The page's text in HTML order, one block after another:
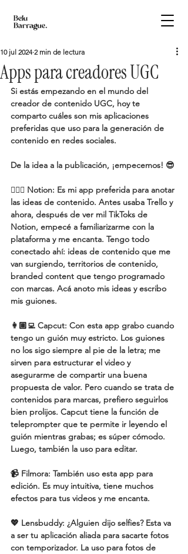
Apps para creadores UGC
10 jul 2024 2 min de lectura
Si estás empezando en el mundo del
creador de contenido UGC, hoy te
comparto cuáles son mis aplicaciones
preferidas que uso para la generación de
contenido en redes sociales.
De la idea a la publicación, ¡empecemos! 😎
🧚🏽‍♀️ Notion: Es mi app preferida para anotar
las ideas de contenido. Antes usaba Trello y
ahora, después de ver mil TikToks de
Notion, empecé a familiarizarme con la
plataforma y me encanta. Tengo todo
conectado ahí: ideas de contenido que me
van surgiendo, territorios de contenido,
branded content que tengo programado
con marcas. Acá anoto mis ideas y escribo
mis guiones.
👩🏽‍💻 Capcut: Con esta app grabo cuando
tengo un guión muy estricto. Los guiones
no los sigo siempre al pie de la letra; me
sirven para estructurar el video y
asegurarme de compartir una buena
propuesta de valor. Pero cuando se trata de
contenidos para marcas, prefiero seguirlos
bien prolijos. Capcut tiene la función de
teleprompter que te permite ir leyendo el
guión mientras grabas; es súper cómodo.
Luego, también la uso para editar.
📹 Filmora: También uso esta app para
edición. Es muy intuitiva, tiene muchos
efectos para tus videos y me encanta.
💖 Lensbuddy: ¿Alguien dijo selfies? Esta va
a ser tu aplicación aliada para sacarte fotos
con temporizador. La uso para fotos de